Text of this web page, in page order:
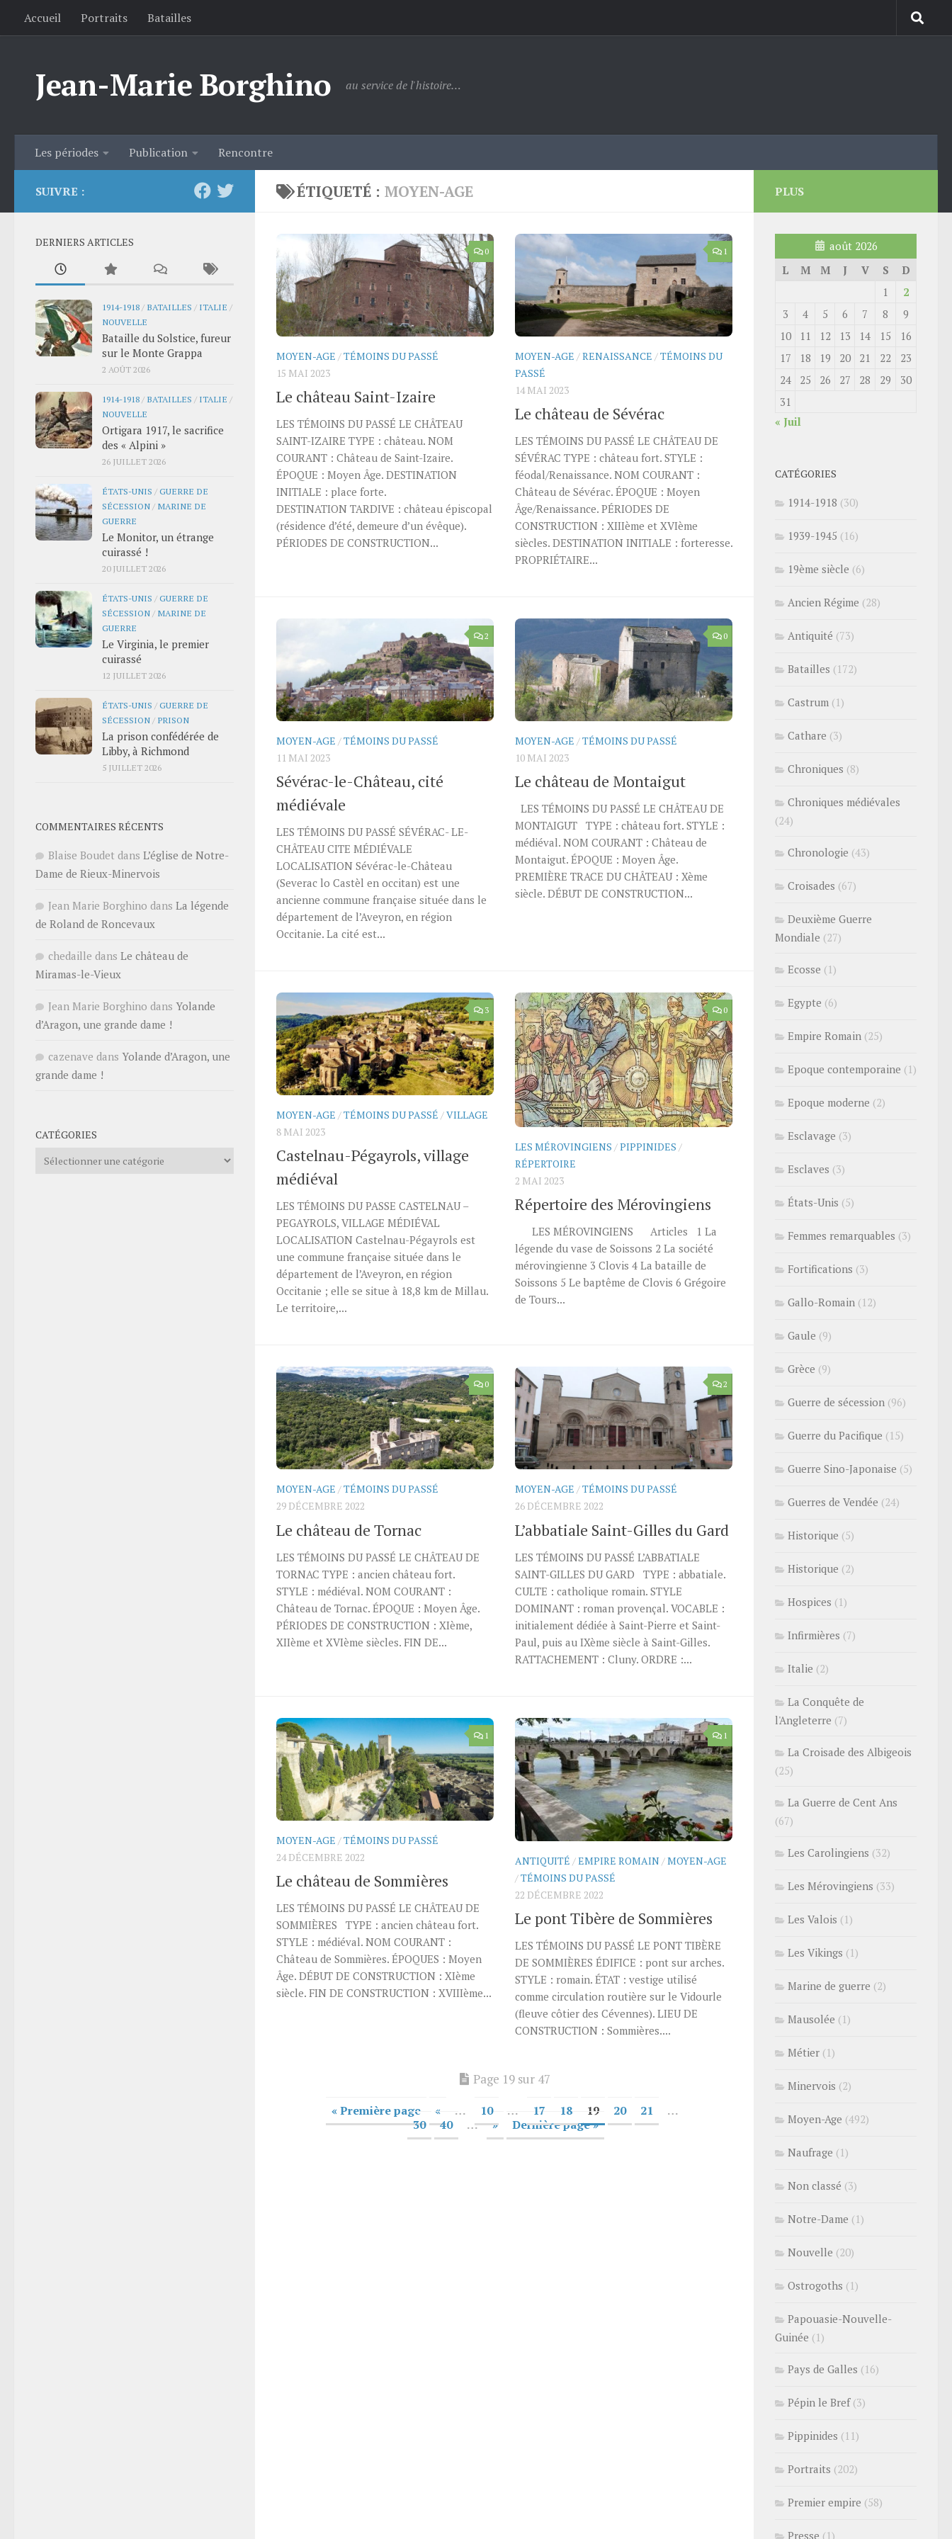
Skip to content
Accueil Portraits Batailles
Jean-Marie Borghino au service de l'histoire…
Les périodes Publication Rencontre
ÉTIQUETÉ : MOYEN-AGE
0
MOYEN-AGE /TÉMOINS DU PASSÉ
15 MAI 2023
Le château Saint-Izaire
LES TÉMOINS DU PASSÉ LE CHÂTEAU
SAINT-IZAIRE TYPE : château. NOM
COURANT : Château de Saint-Izaire.
ÉPOQUE : Moyen Âge. DESTINATION
INITIALE : place forte.
DESTINATION TARDIVE : château épiscopal
(résidence d’été, demeure d’un évêque).
PÉRIODES DE CONSTRUCTION...
1
MOYEN-AGE /RENAISSANCE /TÉMOINS DU
PASSÉ
14 MAI 2023
Le château de Sévérac
LES TÉMOINS DU PASSÉ LE CHÂTEAU DE
SÉVÉRAC TYPE : château fort. STYLE :
féodal/Renaissance. NOM COURANT :
Château de Sévérac. ÉPOQUE : Moyen
Âge/Renaissance. PÉRIODES DE
CONSTRUCTION : XIIIème et XVIème
siècles. DESTINATION INITIALE : forteresse.
PROPRIÉTAIRE...
2
MOYEN-AGE /TÉMOINS DU PASSÉ
11 MAI 2023
Sévérac-le-Château, cité
médiévale
LES TÉMOINS DU PASSÉ SÉVÉRAC- LE-
CHÂTEAU CITE MÉDIÉVALE
LOCALISATION Sévérac-le-Château
(Severac lo Castèl en occitan) est une
ancienne commune française située dans le
département de l’Aveyron, en région
Occitanie. La cité est...
0
MOYEN-AGE /TÉMOINS DU PASSÉ
10 MAI 2023
Le château de Montaigut
LES TÉMOINS DU PASSÉ LE CHÂTEAU DE
MONTAIGUT TYPE : château fort. STYLE :
médiéval. NOM COURANT : Château de
Montaigut. ÉPOQUE : Moyen Âge.
PREMIÈRE TRACE DU CHÂTEAU : Xème
siècle. DÉBUT DE CONSTRUCTION...
3
MOYEN-AGE /TÉMOINS DU PASSÉ /VILLAGE
8 MAI 2023
Castelnau-Pégayrols, village
médiéval
LES TÉMOINS DU PASSE CASTELNAU –
PEGAYROLS, VILLAGE MÉDIÉVAL
LOCALISATION Castelnau-Pégayrols est
une commune française située dans le
département de l’Aveyron, en région
Occitanie ; elle se situe à 18,8 km de Millau.
Le territoire,...
0
LES MÉROVINGIENS /PIPPINIDES /
RÉPERTOIRE
2 MAI 2023
Répertoire des Mérovingiens
LES MÉROVINGIENS Articles 1 La
légende du vase de Soissons 2 La société
mérovingienne 3 Clovis 4 La bataille de
Soissons 5 Le baptême de Clovis 6 Grégoire
de Tours...
0
MOYEN-AGE /TÉMOINS DU PASSÉ
29 DÉCEMBRE 2022
Le château de Tornac
LES TÉMOINS DU PASSÉ LE CHÂTEAU DE
TORNAC TYPE : ancien château fort.
STYLE : médiéval. NOM COURANT :
Château de Tornac. ÉPOQUE : Moyen Âge.
PÉRIODES DE CONSTRUCTION : XIème,
XIIème et XVIème siècles. FIN DE...
2
MOYEN-AGE /TÉMOINS DU PASSÉ
26 DÉCEMBRE 2022
L’abbatiale Saint-Gilles du Gard
LES TÉMOINS DU PASSÉ L’ABBATIALE
SAINT-GILLES DU GARD TYPE : abbatiale.
CULTE : catholique romain. STYLE
DOMINANT : roman provençal. VOCABLE :
initialement dédiée à Saint-Pierre et Saint-
Paul, puis au IXème siècle à Saint-Gilles.
RATTACHEMENT : Cluny. ORDRE :...
1
MOYEN-AGE /TÉMOINS DU PASSÉ
24 DÉCEMBRE 2022
Le château de Sommières
LES TÉMOINS DU PASSÉ LE CHÂTEAU DE
SOMMIÈRES TYPE : ancien château fort.
STYLE : médiéval. NOM COURANT :
Château de Sommières. ÉPOQUES : Moyen
Âge. DÉBUT DE CONSTRUCTION : XIème
siècle. FIN DE CONSTRUCTION : XVIIIème...
1
ANTIQUITÉ /EMPIRE ROMAIN /MOYEN-AGE
/TÉMOINS DU PASSÉ
22 DÉCEMBRE 2022
Le pont Tibère de Sommières
LES TÉMOINS DU PASSÉ LE PONT TIBÈRE
DE SOMMIÈRES ÉDIFICE : pont sur arches.
STYLE : romain. ÉTAT : vestige utilisé
comme circulation routière sur le Vidourle
(fleuve côtier des Cévennes). LIEU DE
CONSTRUCTION : Sommières....
Page 19 sur 47
« Première page « … 10 … 17 18 19 20 21
…
30
40 … » Dernière page »
SUIVRE :
DERNIERS ARTICLES
1914-1918 / BATAILLES / ITALIE /
NOUVELLE
Bataille du Solstice, fureur
sur le Monte Grappa
2 AOÛT 2026
1914-1918 / BATAILLES / ITALIE /
NOUVELLE
Ortigara 1917, le sacrifice
des « Alpini »
26 JUILLET 2026
ÉTATS-UNIS /GUERRE DE
SÉCESSION / MARINE DE
GUERRE
Le Monitor, un étrange
cuirassé !
20 JUILLET 2026
ÉTATS-UNIS /GUERRE DE
SÉCESSION / MARINE DE
GUERRE
Le Virginia, le premier
cuirassé
12 JUILLET 2026
ÉTATS-UNIS /GUERRE DE
SÉCESSION / PRISON
La prison confédérée de
Libby, à Richmond
5 JUILLET 2026
COMMENTAIRES RÉCENTS
Blaise Boudet dans L’église de Notre-
Dame de Rieux-Minervois
Jean Marie Borghino dans La légende
de Roland de Roncevaux
chedaille dans Le château de
Miramas-le-Vieux
Jean Marie Borghino dans Yolande
d’Aragon, une grande dame !
cazenave dans Yolande d’Aragon, une
grande dame !
CATÉGORIES
Catégories
PLUS
août 2026
L
M M J V S
D
1
2
3
4 5 6 7 8
9
10
11 12 13 14 15
16
17
18 19 20 21 22
23
24
25 26 27 28 29
30
31
« Juil
CATÉGORIES
1914-1918 (30)
1939-1945 (16)
19ème siècle (6)
Ancien Régime (28)
Antiquité (73)
Batailles (172)
Castrum (1)
Cathare (3)
Chroniques (8)
Chroniques médiévales
(24)
Chronologie (43)
Croisades (67)
Deuxième Guerre
Mondiale (27)
Ecosse (1)
Egypte (6)
Empire Romain (25)
Epoque contemporaine (1)
Epoque moderne (2)
Esclavage (3)
Esclaves (3)
États-Unis (5)
Femmes remarquables (3)
Fortifications (3)
Gallo-Romain (12)
Gaule (9)
Grèce (9)
Guerre de sécession (96)
Guerre du Pacifique (15)
Guerre Sino-Japonaise (5)
Guerres de Vendée (24)
Historique (5)
Historique (2)
Hospices (1)
Infirmières (7)
Italie (2)
La Conquête de
l'Angleterre (7)
La Croisade des Albigeois
(25)
La Guerre de Cent Ans
(67)
Les Carolingiens (32)
Les Mérovingiens (33)
Les Valois (1)
Les Vikings (1)
Marine de guerre (2)
Mausolée (1)
Métier (1)
Minervois (2)
Moyen-Age (492)
Naufrage (1)
Non classé (3)
Notre-Dame (1)
Nouvelle (20)
Ostrogoths (1)
Papouasie-Nouvelle-
Guinée (1)
Pays de Galles (16)
Pépin le Bref(3)
Pippinides (11)
Portraits (202)
Premier empire (58)
Presse (1)